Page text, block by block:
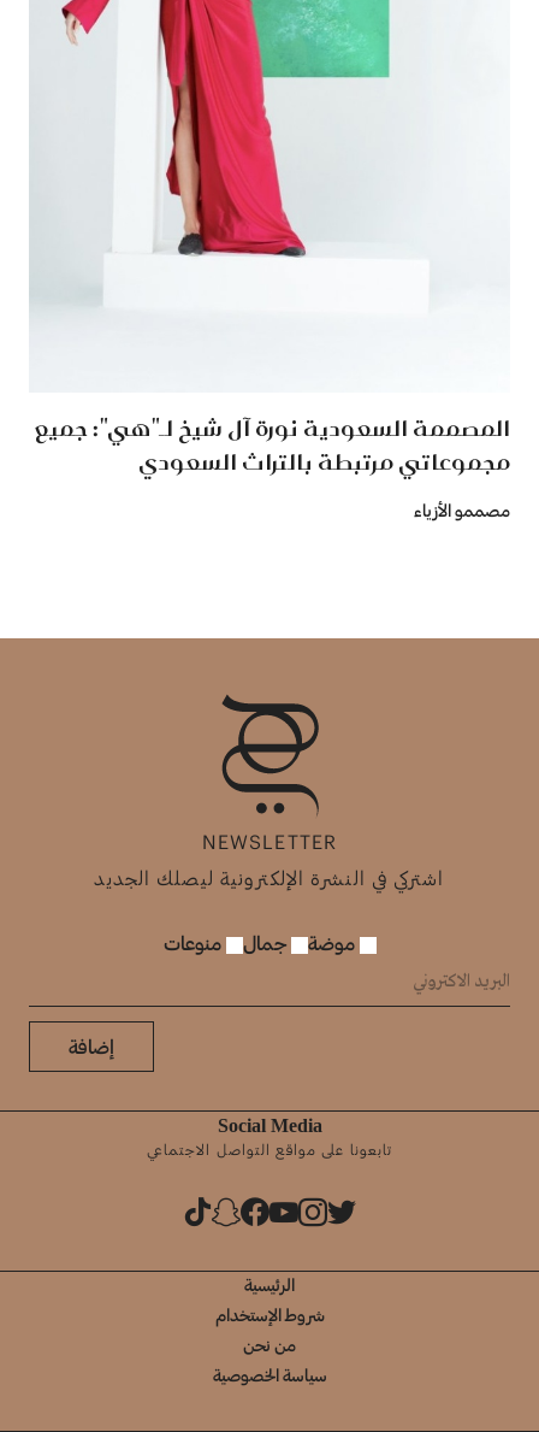
المصممة السعودية نورة آل شيخ لـ"هي": جميع
مجموعاتي مرتبطة بالتراث السعودي
مصممو الأزياء
NEWSLETTER
اشتركي في النشرة الإلكترونية ليصلك الجديد
موضة جمال منوعات
إضافة
Social Media
تابعونا على مواقع التواصل الاجتماعي
الرئيسية
شروط الإستخدام
من نحن
سياسة الخصوصية